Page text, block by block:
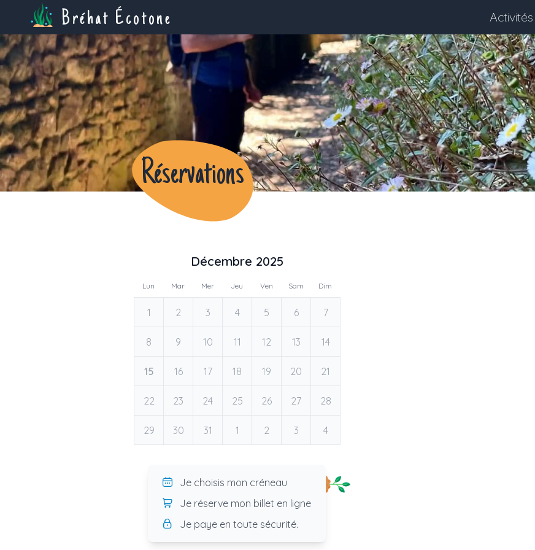
Bréhat Écotone Activités
Réservations
Previous monthDécembre 2025
Lun Mar Mer Jeu Ven Sam Dim
1 2 3 4 5 6 7
8 9 10 11 12 13 14
15 16 17 18 19 20 21
22 23 24 25 26 27 28
29 30 31 1 2 3 4
Je choisis mon créneau
Je réserve mon billet en ligne
Je paye en toute sécurité.